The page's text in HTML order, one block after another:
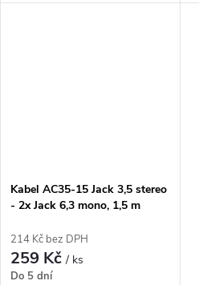
Kabel AC35-15 Jack 3,5 stereo
- 2x Jack 6,3 mono, 1,5 m
214 Kč bez DPH
259 Kč/ ks
Do 5 dní